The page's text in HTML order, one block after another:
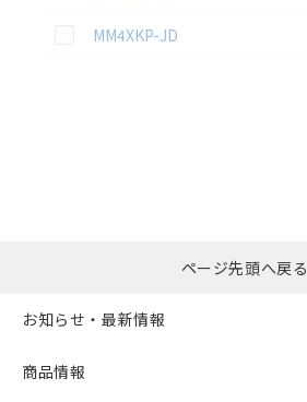
この資料を選択
MM4XKP-JD
括ダウンロード
ページ先頭へ戻る
お知らせ・最新情報
商品情報